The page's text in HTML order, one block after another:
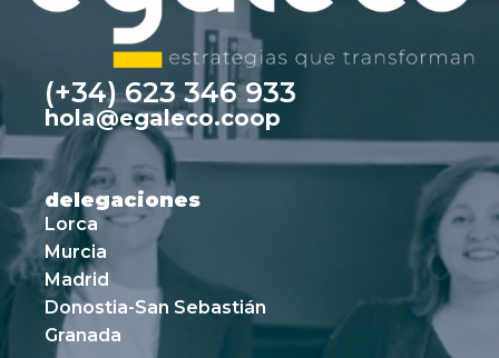
(+34) 623 346 933
hola@egaleco.coop
delegaciones
Lorca
Murcia
Madrid
Donostia-San Sebastián
Granada